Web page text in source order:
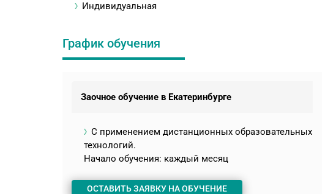
Индивидуальная
График обучения
Заочное обучение в Екатеринбурге
С применением дистанционных образовательных
технологий.
Начало обучения: каждый месяц
ОСТАВИТЬ ЗАЯВКУ НА ОБУЧЕНИЕ